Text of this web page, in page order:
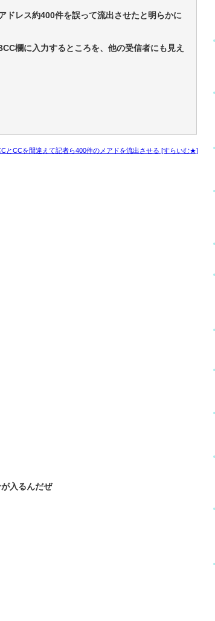
ドレス約400件を誤って流出させたと明らかに
欄に入力するところを、他の受信者にも見え
とCCを間違えて記者ら400件のメアドを流出させる [すらいむ★]
入るんだぜ